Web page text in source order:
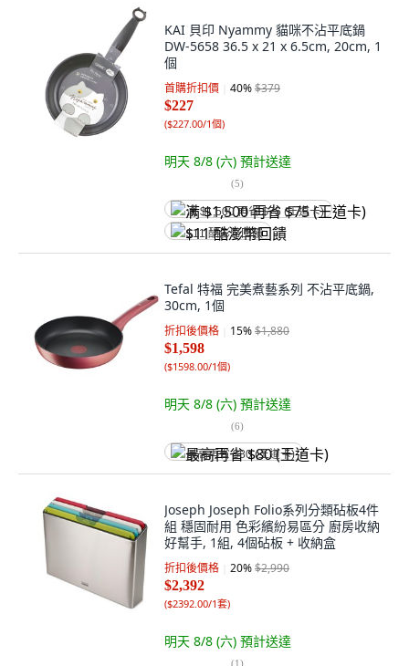
KAI 貝印 Nyammy 貓咪不沾平底鍋
DW-5658 36.5 x 21 x 6.5cm, 20cm, 1
個
首購折扣價 40%$379
$227
($227.00/1個)
明天 8/8 (六) 預計送達
(5)
满 $1,500 再省 $75 (王道卡)
$11 酷澎幣回饋
Tefal 特福 完美煮藝系列 不沾平底鍋,
30cm, 1個
折扣後價格 15%$1,880
$1,598
($1598.00/1個)
明天 8/8 (六) 預計送達
(6)
最高再省 $80 (王道卡)
Joseph Joseph Folio系列分類砧板4件
組 穩固耐用 色彩繽紛易區分 廚房收納
好幫手, 1組, 4個砧板 + 收納盒
折扣後價格 20%$2,990
$2,392
($2392.00/1套)
明天 8/8 (六) 預計送達
(1)